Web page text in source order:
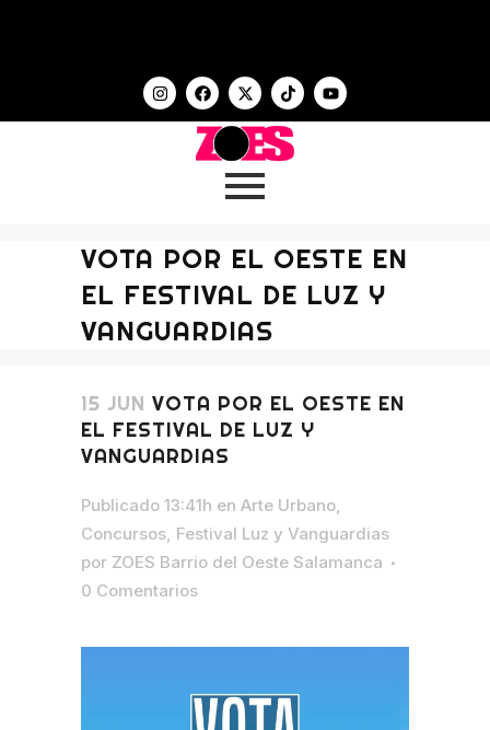
VOTA POR EL OESTE EN
EL FESTIVAL DE LUZ Y
VANGUARDIAS
15 JUN VOTA POR EL OESTE EN
EL FESTIVAL DE LUZ Y
VANGUARDIAS
Publicado 13:41h en Arte Urbano,
Concursos, Festival Luz y Vanguardias
por ZOES Barrio del Oeste Salamanca
0 Comentarios